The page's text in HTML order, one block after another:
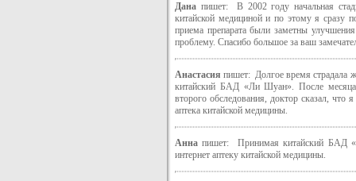
Дана пишет: В 2002 году начальная
китайской медициной и по этому я сразу
приема препарата были заметны
проблему. Спасибо большое за ваш
Анастасия пишет: Долгое время страдала
китайский БАД «Ли Шуан». После месяца
второго обследования, доктор сказал,
аптека китайской медицины.
Анна пишет: Принимая китайский БАД
интернет аптеку китайской медицины.